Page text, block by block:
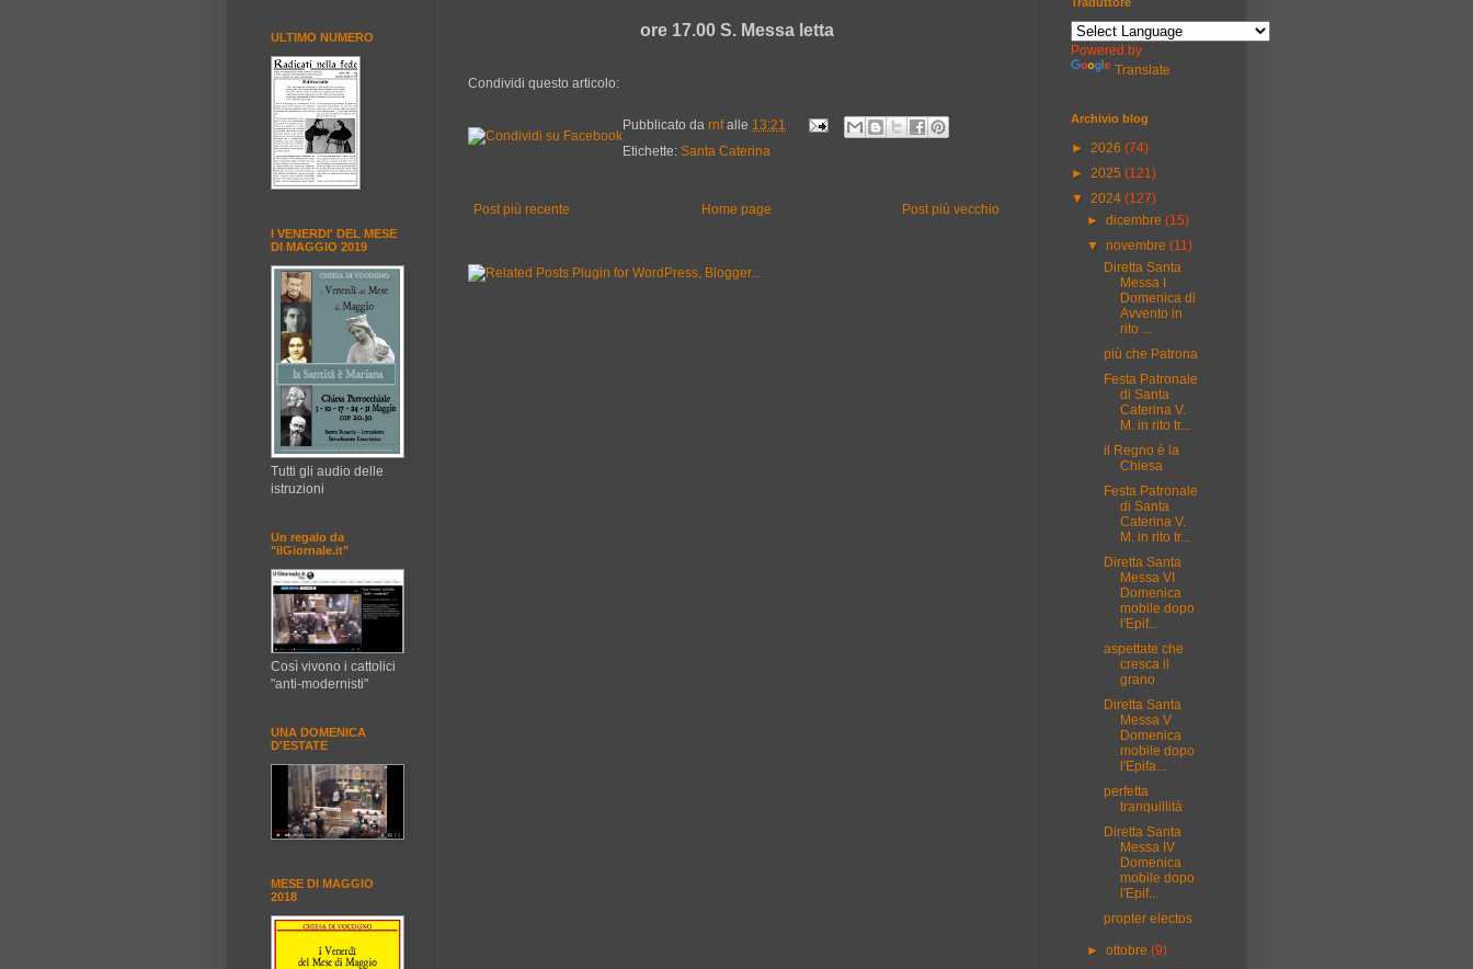
ore 17.00 S. Messa letta
Condividi questo articolo:
Pubblicato da rnfalle 13:21
Etichette: Santa Caterina
Post più recente Post più vecchio
Home page
ULTIMO NUMERO
I VENERDI' DEL MESE
DI MAGGIO 2019
Tutti gli audio delle
istruzioni
Un regalo da
"ilGiornale.it"
Così vivono i cattolici
"anti-modernisti"
UNA DOMENICA
D'ESTATE
MESE DI MAGGIO
2018
Powered by
Translate
Archivio blog
► 2026 (74)
► 2025 (121)
▼ 2024 (127)
►dicembre(15)
▼novembre(11)
Diretta Santa
Messa I
Domenica di
Avvento in
rito ...
più che Patrona
Festa Patronale
di Santa
Caterina V.
M. in rito tr...
il Regno è la
Chiesa
Festa Patronale
di Santa
Caterina V.
M. in rito tr...
Diretta Santa
Messa VI
Domenica
mobile dopo
l'Epif...
aspettate che
cresca il
grano
Diretta Santa
Messa V
Domenica
mobile dopo
l'Epifa...
perfetta
tranquillità
Diretta Santa
Messa IV
Domenica
mobile dopo
l'Epif...
propter electos
►ottobre(9)